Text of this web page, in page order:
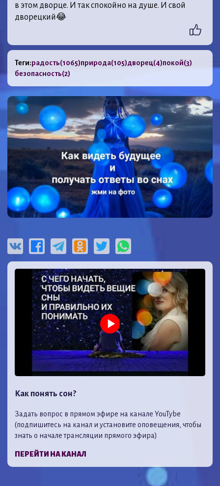
в этом дворце. И так спокойно на душе. И свой
дворецкий😂
Теги:радость(1065)природа(105)дворец(4)покой(3)
безопасность(2)
Как понять сон?
Задать вопрос в прямом эфире на канале YouTybe
(подпишитесь на канал и установите оповещения, чтобы
знать о начале трансляции прямого эфира)
ПЕРЕЙТИ НА КАНАЛ